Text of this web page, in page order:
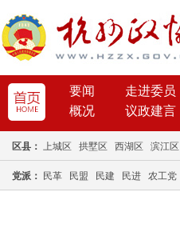
要闻 走进委员
概况
议政建言
区县： 上城区 拱墅区 西湖区 滨江区
党派： 民革 民盟 民建 民进 农工党